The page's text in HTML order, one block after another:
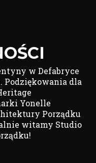
w Defabryce
Podziękowania dla
Yonelle
Porządku
witamy Studio